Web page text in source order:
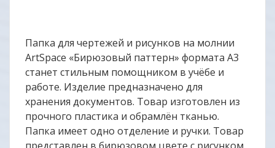
Папка для чертежей и рисунков на молнии
ArtSpace «Бирюзовый паттерн» формата А3
станет стильным помощником в учёбе и
работе. Изделие предназначено для
хранения документов. Товар изготовлен из
прочного пластика и обрамлён тканью.
Папка имеет одно отделение и ручки. Товар